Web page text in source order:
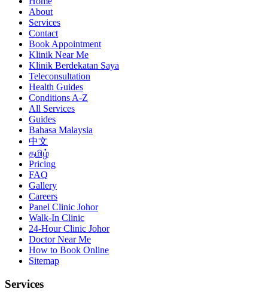
About
Services
Contact
Book Appointment
Klinik Near Me
Klinik Berdekatan Saya
Teleconsultation
Health Guides
Conditions A-Z
All Services
Guides
Bahasa Malaysia
中文
தமிழ்
Pricing
FAQ
Gallery
Careers
Panel Clinic Johor
Walk-In Clinic
24-Hour Clinic Johor
Doctor Near Me
How to Book Online
Sitemap
Services